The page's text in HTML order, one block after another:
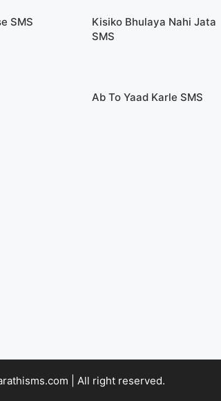
SMS
Kisiko Bhulaya Nahi Jata
SMS
Ab To Yaad Karle SMS
| All right reserved.